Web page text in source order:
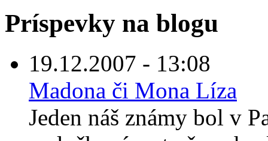
Príspevky na blogu
19.12.2007 - 13:08
Madona či Mona Líza
Jeden náš známy bol v